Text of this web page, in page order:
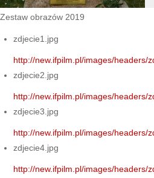
Zestaw obrazów 2019
zdjecie1.jpg
http://new.ifpilm.pl/images/headers/
zdjecie2.jpg
http://new.ifpilm.pl/images/headers/
zdjecie3.jpg
http://new.ifpilm.pl/images/headers/
zdjecie4.jpg
http://new.ifpilm.pl/images/headers/